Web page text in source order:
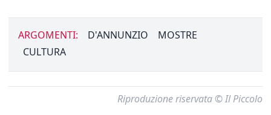
ARGOMENTI: D'ANNUNZIO
MOSTRE
CULTURA
Riproduzione riservata © Il Piccolo